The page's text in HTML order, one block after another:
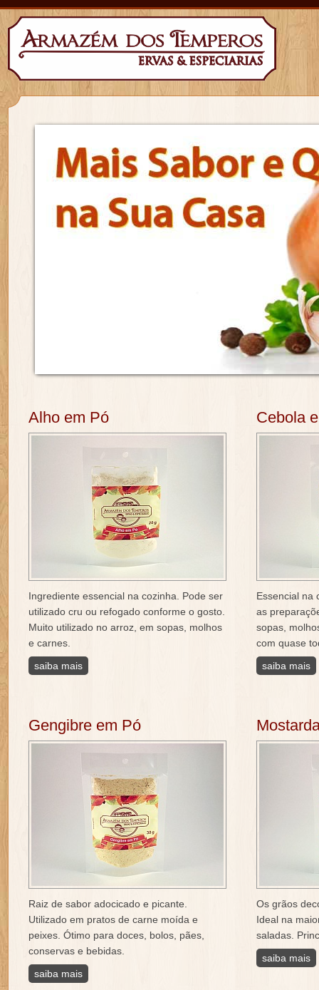
Alho em Pó
Ingrediente essencial na cozinha. Pode ser
utilizado cru ou refogado conforme o gosto.
Muito utilizado no arroz, em sopas, molhos
e carnes.
saiba mais
Cebola
Essencial na
as
sopas,
com quase
saiba mais
Gengibre em Pó
Raiz de sabor adocicado e picante.
Utilizado em pratos de carne moída e
peixes. Ótimo para doces, bolos, pães,
conservas e bebidas.
saiba mais
Os grãos
Ideal na
saladas.
saiba mais